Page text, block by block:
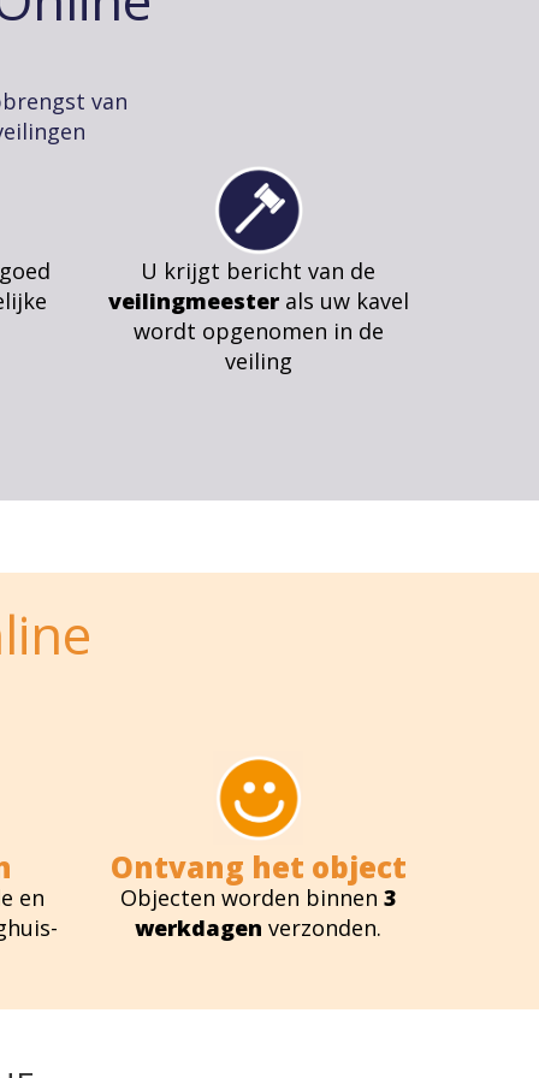
van
U krijgt bericht van de
veilingmeesterals uw kavel
wordt opgenomen in de
veiling
en
Ontvang het object
Objecten worden binnen 3
werkdagen verzonden.